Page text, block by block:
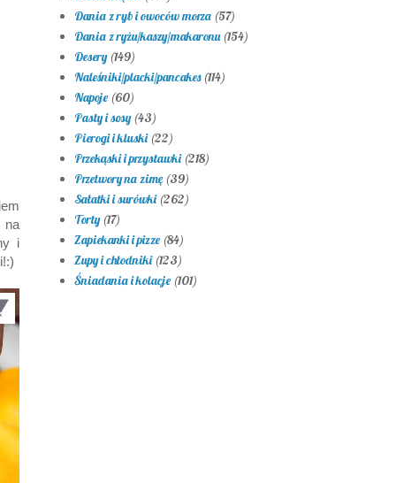
na
i
Dania z ryb i owoców morza (57)
Dania z ryżu/kaszy/makaronu (154)
Desery (149)
Naleśniki/placki/pancakes (114)
Napoje (60)
Pasty i sosy (43)
Pierogi i kluski (22)
Przekąski i przystawki (218)
Przetwory na zimę (39)
Sałatki i surówki (262)
Torty (17)
Zapiekanki i pizze (84)
Zupy i chłodniki (123)
Śniadania i kolacje (101)